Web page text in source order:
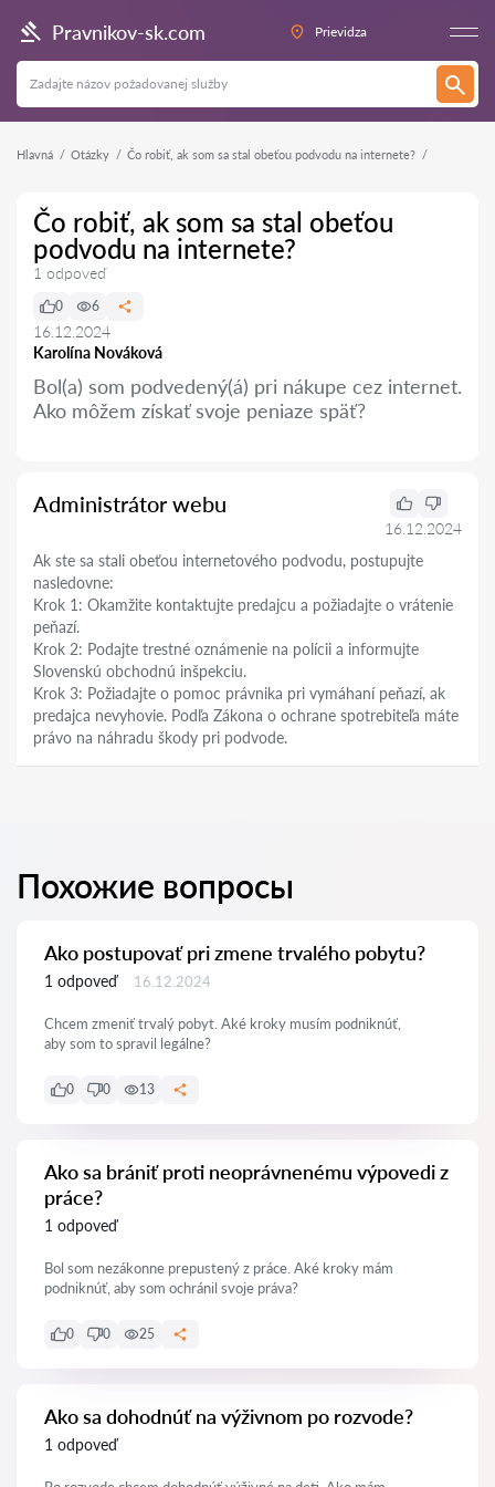
Pravnikov-sk.com Prievidza
Hlavná Otázky Čo robiť, ak som sa stal obeťou podvodu na internete?
Čo robiť, ak som sa stal obeťou
podvodu na internete?
1 odpoveď
Karolína Nováková
0 6
16.12.2024
Bol(a) som podvedený(á) pri nákupe cez internet.
Ako môžem získať svoje peniaze späť?
Administrátor webu
16.12.2024
Ak ste sa stali obeťou internetového podvodu, postupujte
nasledovne:
Krok 1: Okamžite kontaktujte predajcu a požiadajte o vrátenie
peňazí.
Krok 2: Podajte trestné oznámenie na polícii a informujte
Slovenskú obchodnú inšpekciu.
Krok 3: Požiadajte o pomoc právnika pri vymáhaní peňazí, ak
predajca nevyhovie. Podľa Zákona o ochrane spotrebiteľa máte
právo na náhradu škody pri podvode.
Похожие вопросы
Ako postupovať pri zmene trvalého pobytu?
1 odpoveď 16.12.2024
Chcem zmeniť trvalý pobyt. Aké kroky musím podniknúť,
aby som to spravil legálne?
0 0 13
Ako sa brániť proti neoprávnenému výpovedi z
práce?
1 odpoveď
Bol som nezákonne prepustený z práce. Aké kroky mám
podniknúť, aby som ochránil svoje práva?
0 0 25
Ako sa dohodnúť na výživnom po rozvode?
1 odpoveď